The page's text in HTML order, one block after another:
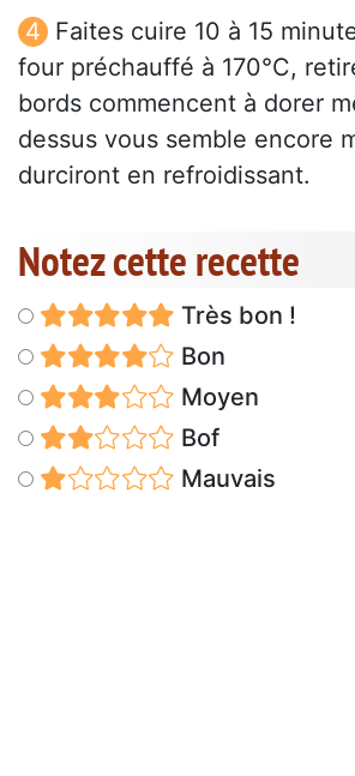
Faites cuire 10 à 15
four préchauffé à 170°C,
bords commencent à dorer
dessus vous semble encore
durciront en refroidissant.
Notez cette recette
Très bon !
Bon
Moyen
Bof
Mauvais